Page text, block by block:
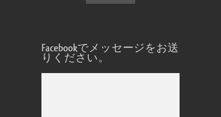
Facebookでメッセージをお送
りください。